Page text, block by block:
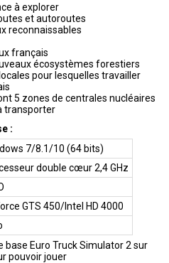
à explorer
et autoroutes
reconnaissables
français
écosystèmes forestiers
pour lesquelles travailler
5 zones de centrales nucléaires
transporter
:
7/8.1/10 (64 bits)
double cœur 2,4 GHz
GTS 450/Intel HD 4000
base Euro Truck Simulator 2 sur
pouvoir jouer